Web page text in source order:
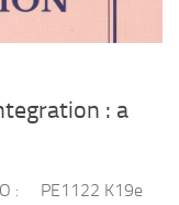
: a
: PE1122 K19e